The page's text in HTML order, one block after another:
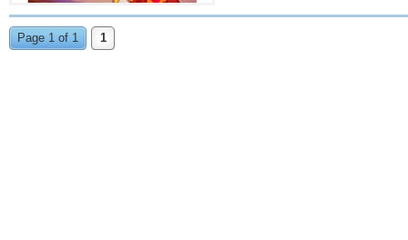
Page 1 of 1 1